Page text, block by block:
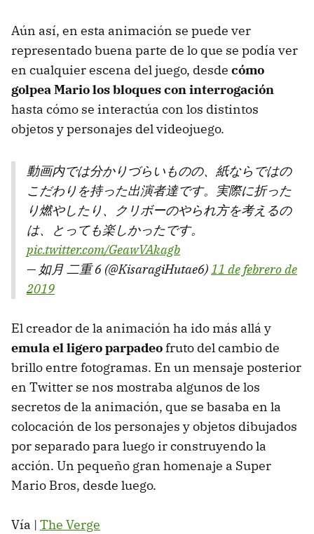
Aún así, en esta animación se puede ver
representado buena parte de lo que se podía ver
en cualquier escena del juego, desde cómo
golpea Mario los bloques con interrogación
hasta cómo se interactúa con los distintos
objetos y personajes del videojuego.
動画内では分かりづらいものの、紙ならではの
こだわりを持った出演者達です。実際に折った
り燃やしたり、クリボーのやられ方を考えるの
は、とっても楽しかったです。
pic.twitter.com/GeawVAkagb
— 如月 二重 6 (@KisaragiHutae6)11 de febrero de
2019
El creador de la animación ha ido más allá y
emula el ligero parpadeofruto del cambio de
brillo entre fotogramas. En un mensaje posterior
en Twitter se nos mostraba algunos de los
secretos de la animación, que se basaba en la
colocación de los personajes y objetos dibujados
por separado para luego ir construyendo la
acción. Un pequeño gran homenaje a Super
Mario Bros, desde luego.
Vía | The Verge